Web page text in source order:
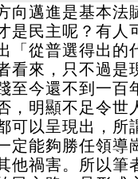
向邁進是基本法
是民主呢？有人
「從普選得出的
看來，只不過
至今還不到一百
，明顯不足令世
可以呈現出，所
定能夠勝任領導
他禍害。所以筆